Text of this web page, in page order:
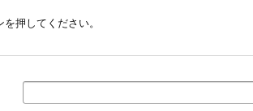
押してください。